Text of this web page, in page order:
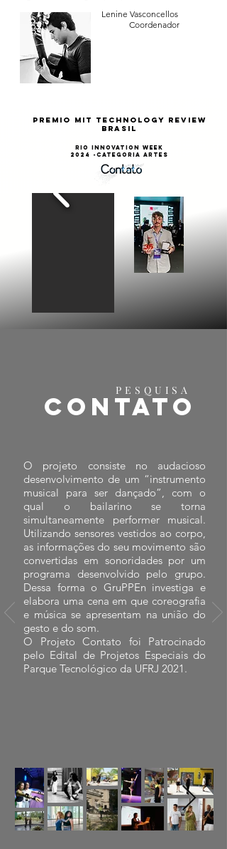
Lenine Vasconcellos
Coordenador
premio MIT TECHNOLOGY rEVIEW
bRASIL
RIO iNNOVATION WEEK
2024 -cATEGORIA ARTES
PESQUISA
Contato
O projeto consiste no audacioso
desenvolvimento de um “instrumento
musical para ser dançado”, com o
qual o bailarino se torna
simultaneamente performer musical.
Utilizando sensores vestidos ao corpo,
as informações do seu movimento são
convertidas em sonoridades por um
programa desenvolvido pelo grupo.
Dessa forma o GruPPEn investiga e
elabora uma cena em que coreografia
e música se apresentam na união do
gesto e do som.
O Projeto Contato foi Patrocinado
pelo Edital de Projetos Especiais do
Parque Tecnológico da UFRJ 2021.